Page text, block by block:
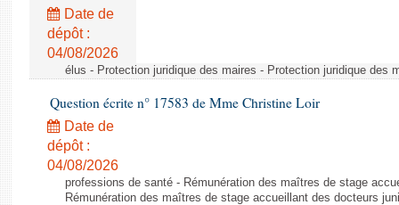
Date de
dépôt :
04/08/2026
élus - Protection juridique des maires - Protection juridique des
Question écrite n° 17583 de Mme Christine Loir
Date de
dépôt :
04/08/2026
professions de santé - Rémunération des maîtres de stage
Rémunération des maîtres de stage accueillant des docteurs